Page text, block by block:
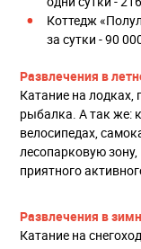
Коттедж
за сутки - 90
Развлечения в
Катание на лодках,
рыбалка. А так же:
велосипедах,
лесопарковую зону,
приятного
Развлечения в
Катание на